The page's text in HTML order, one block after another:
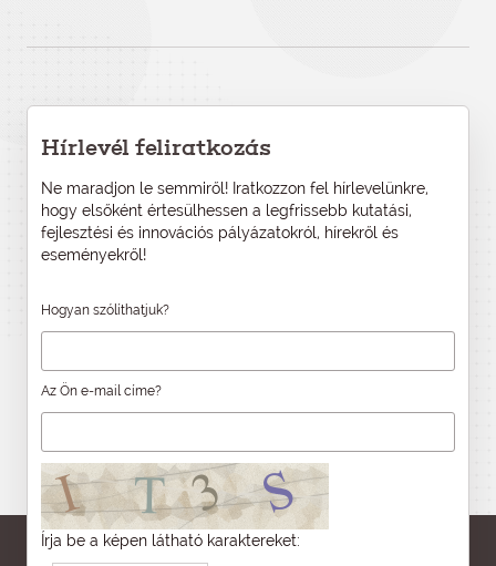
Hírlevél feliratkozás
Ne maradjon le semmiről! Iratkozzon fel hírlevelünkre,
hogy elsőként értesülhessen a legfrissebb kutatási,
fejlesztési és innovációs pályázatokról, hírekről és
eseményekről!
Hogyan szólíthatjuk?
Az Ön e-mail címe?
Írja be a képen látható karaktereket: